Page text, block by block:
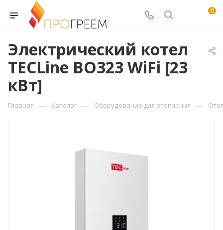
0
Электрический котел
TECLine BO323 WiFi [23
кВт]
Главная — Каталог — Оборудование для отопления —